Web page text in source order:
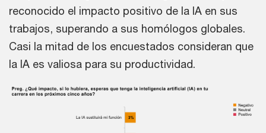
reconocido el impacto positivo de la IA en sus
trabajos, superando a sus homólogos globales.
Casi la mitad de los encuestados consideran que
la IA es valiosa para su productividad.